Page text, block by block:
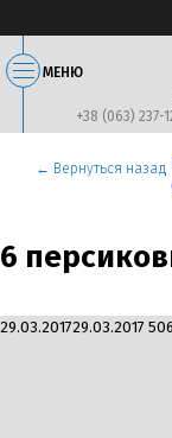
МЕНЮ
+38 (063) 237-
← Вернуться назад
6
Опубликовано
29.03.201729.03.2017